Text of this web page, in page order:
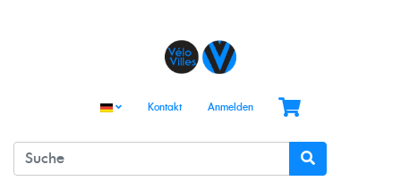
Kontakt Anmelden